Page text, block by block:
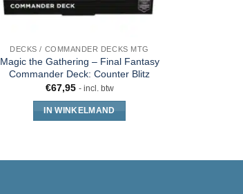
DECKS / COMMANDER DECKS MTG
Magic the Gathering – Final Fantasy
Commander Deck: Counter Blitz
€67,95 - incl. btw
IN WINKELMAND